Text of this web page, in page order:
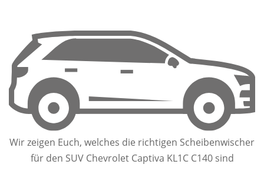
Wir zeigen Euch, welches die richtigen Scheibenwischer
für den SUV Chevrolet Captiva KL1C C140 sind